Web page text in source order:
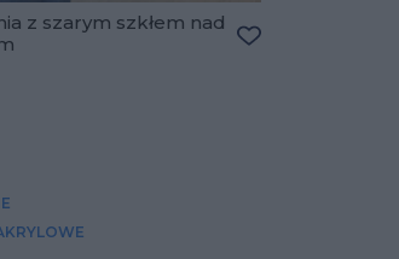
z szarym szkłem nad